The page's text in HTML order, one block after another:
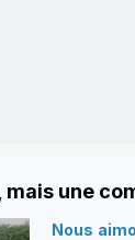
une
Nous